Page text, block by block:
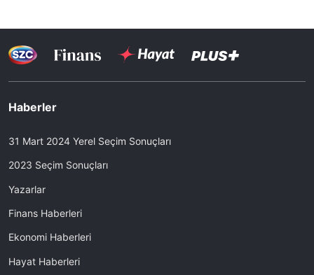
Haberler
31 Mart 2024 Yerel Seçim Sonuçları
2023 Seçim Sonuçları
Yazarlar
Finans Haberleri
Ekonomi Haberleri
Hayat Haberleri